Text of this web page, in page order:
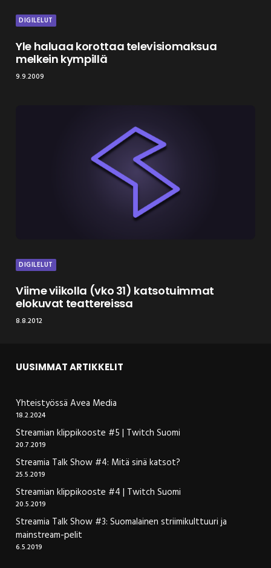
DIGILELUT
Yle haluaa korottaa televisiomaksua
melkein kympillä
9.9.2009
DIGILELUT
Viime viikolla (vko 31) katsotuimmat
elokuvat teattereissa
8.8.2012
UUSIMMAT ARTIKKELIT
Yhteistyössä Avea Media
18.2.2024
Streamian klippikooste #5 | Twitch Suomi
20.7.2019
Streamia Talk Show #4: Mitä sinä katsot?
25.5.2019
Streamian klippikooste #4 | Twitch Suomi
20.5.2019
Streamia Talk Show #3: Suomalainen striimikulttuuri ja
mainstream-pelit
6.5.2019